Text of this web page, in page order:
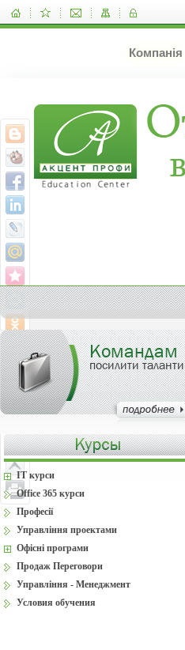
Компанія
Командам
посилити таланти
IT курси
Office 365 курси
Професії
Управління проектами
Офісні програми
Продаж Переговори
Управління - Менеджмент
Условия обучения